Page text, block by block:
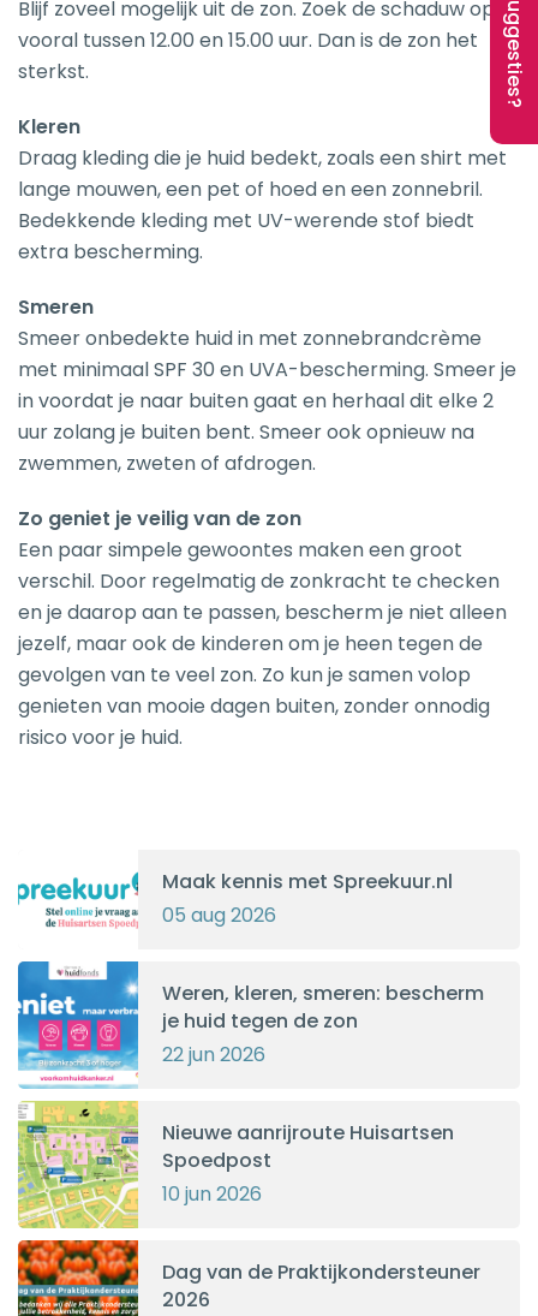
Blijf zoveel mogelijk uit de zon. Zoek de schaduw op,
vooral tussen 12.00 en 15.00 uur. Dan is de zon het
sterkst.
Kleren
Draag kleding die je huid bedekt, zoals een shirt met
lange mouwen, een pet of hoed en een zonnebril.
Bedekkende kleding met UV-werende stof biedt
extra bescherming.
Smeren
Smeer onbedekte huid in met zonnebrandcrème
met minimaal SPF 30 en UVA-bescherming. Smeer je
in voordat je naar buiten gaat en herhaal dit elke 2
uur zolang je buiten bent. Smeer ook opnieuw na
zwemmen, zweten of afdrogen.
Zo geniet je veilig van de zon
Een paar simpele gewoontes maken een groot
verschil. Door regelmatig de zonkracht te checken
en je daarop aan te passen, bescherm je niet alleen
jezelf, maar ook de kinderen om je heen tegen de
gevolgen van te veel zon. Zo kun je samen volop
genieten van mooie dagen buiten, zonder onnodig
risico voor je huid.
Maak kennis met Spreekuur.nl
05 aug 2026
Weren, kleren, smeren: bescherm
je huid tegen de zon
22 jun 2026
Nieuwe aanrijroute Huisartsen
Spoedpost
10 jun 2026
Dag van de Praktijkondersteuner
2026
Suggesties?